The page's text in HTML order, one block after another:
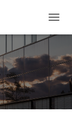
A
G
A
T
O
N